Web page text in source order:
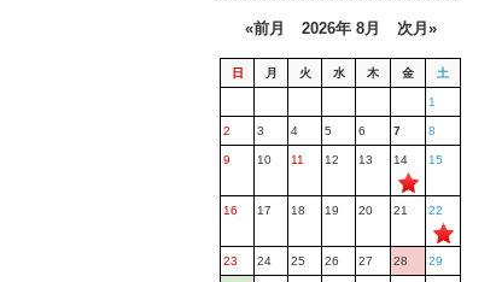
«前月 2026年 8月 次月»
日 月 火 水 木 金 土
1
2 3 4 5 6 7 8
9 10 11 12 13 14 15
16 17 18 19 20 21 22
23 24 25 26 27 28 29